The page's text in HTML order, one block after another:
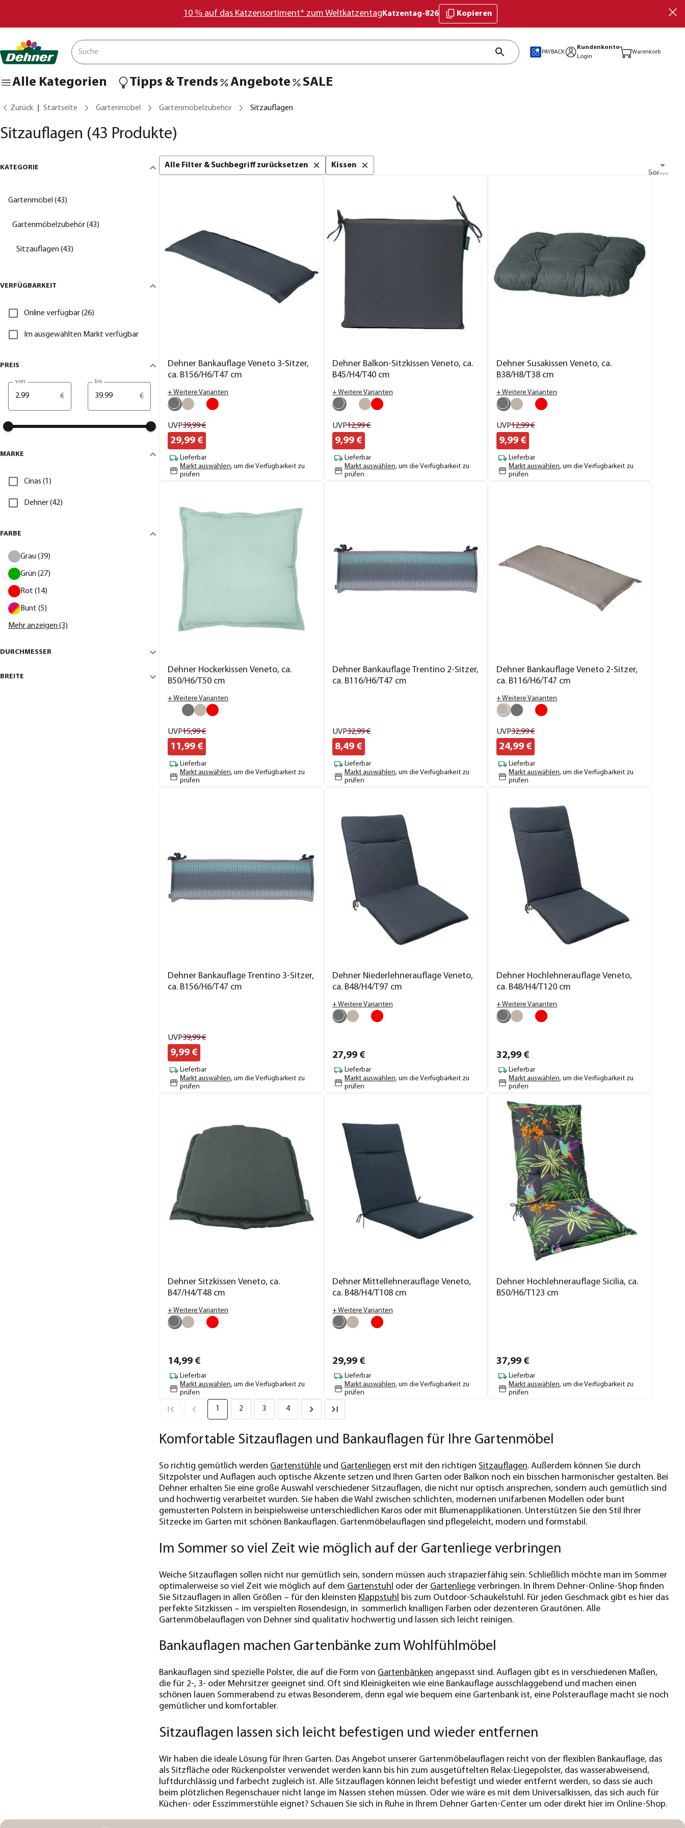
10 % auf das Katzensortiment* zum Weltkatzentag Katzentag-826 Kopieren
PAYBACK
Kundenkonto
Login
Warenkorb
Alle Kategorien Tipps & Trends Angebote SALE
Zurück Startseite Gartenmöbel Gartenmöbelzubehör Sitzauflagen
Sitzauflagen (43 Produkte)
KATEGORIE
Gartenmöbel (43)
Gartenmöbelzubehör (43)
Sitzauflagen (43)
VERFÜGBARKEIT
Online verfügbar (26)
Im ausgewählten Markt verfügbar
PREIS
von
€
bis
€
MARKE
Cinas (1)
Dehner (42)
FARBE
Grau (39)
Grün (27)
Rot (14)
Bunt (5)
Mehr anzeigen (3)
DURCHMESSER
BREITE
Alle Filter & Suchbegriff zurücksetzen
Kissen
Sortieren nach
Dehner Bankauflage Veneto 3-Sitzer,
ca. B156/H6/T47 cm
+ Weitere Varianten
UVP39,99€
29,99 €
Lieferbar
Markt auswählen, um die Verfügbarkeit zu
prüfen
Dehner Balkon-Sitzkissen Veneto, ca.
B45/H4/T40 cm
+ Weitere Varianten
UVP12,99€
9,99€
Lieferbar
Markt auswählen, um die Verfügbarkeit zu
prüfen
Dehner Susakissen Veneto, ca.
B38/H8/T38 cm
+ Weitere Varianten
UVP12,99€
9,99 €
Lieferbar
Markt auswählen, um die Verfügbarkeit zu
prüfen
Dehner Hockerkissen Veneto, ca.
B50/H6/T50 cm
+ Weitere Varianten
UVP15,99€
11,99 €
Lieferbar
Markt auswählen, um die Verfügbarkeit zu
prüfen
Dehner Bankauflage Trentino 2-Sitzer,
ca. B116/H6/T47 cm
UVP32,99€
8,49€
Lieferbar
Markt auswählen, um die Verfügbarkeit zu
prüfen
Dehner Bankauflage Veneto 2-Sitzer,
ca. B116/H6/T47 cm
+ Weitere Varianten
UVP32,99€
24,99 €
Lieferbar
Markt auswählen, um die Verfügbarkeit zu
prüfen
Dehner Bankauflage Trentino 3-Sitzer,
ca. B156/H6/T47 cm
UVP39,99€
9,99 €
Lieferbar
Markt auswählen, um die Verfügbarkeit zu
prüfen
Dehner Niederlehnerauflage Veneto,
ca. B48/H4/T97 cm
+ Weitere Varianten
27,99€
Lieferbar
Markt auswählen, um die Verfügbarkeit zu
prüfen
Dehner Hochlehnerauflage Veneto,
ca. B48/H4/T120 cm
+ Weitere Varianten
32,99 €
Lieferbar
Markt auswählen, um die Verfügbarkeit zu
prüfen
Dehner Sitzkissen Veneto, ca.
B47/H4/T48 cm
+ Weitere Varianten
14,99 €
Lieferbar
Markt auswählen, um die Verfügbarkeit zu
prüfen
Dehner Mittellehnerauflage Veneto,
ca. B48/H4/T108 cm
+ Weitere Varianten
29,99€
Lieferbar
Markt auswählen, um die Verfügbarkeit zu
prüfen
Dehner Hochlehnerauflage Sicilia, ca.
B50/H6/T123 cm
37,99 €
Lieferbar
Markt auswählen, um die Verfügbarkeit zu
prüfen
1 2 3 4
Komfortable Sitzauflagen und Bankauflagen für Ihre Gartenmöbel
So richtig gemütlich werden Gartenstühle und Gartenliegen erst mit den richtigen Sitzauflagen. Außerdem können Sie durch
Sitzpolster und Auflagen auch optische Akzente setzen und Ihren Garten oder Balkon noch ein bisschen harmonischer gestalten. Bei
Dehner erhalten Sie eine große Auswahl verschiedener Sitzauflagen, die nicht nur optisch ansprechen, sondern auch gemütlich sind
und hochwertig verarbeitet wurden. Sie haben die Wahl zwischen schlichten, modernen unifarbenen Modellen oder bunt
gemusterten Polstern in beispielsweise unterschiedlichen Karos oder mit Blumenapplikationen. Unterstützen Sie den Stil Ihrer
Sitzecke im Garten mit schönen Bankauflagen. Gartenmöbelauflagen sind pflegeleicht, modern und formstabil.
Im Sommer so viel Zeit wie möglich auf der Gartenliege verbringen
Weiche Sitzauflagen sollen nicht nur gemütlich sein, sondern müssen auch strapazierfähig sein. Schließlich möchte man im Sommer
optimalerweise so viel Zeit wie möglich auf dem Gartenstuhl oder der Gartenliege verbringen. In Ihrem Dehner-Online-Shop finden
Sie Sitzauflagen in allen Größen – für den kleinsten Klappstuhl bis zum Outdoor-Schaukelstuhl. Für jeden Geschmack gibt es hier das
perfekte Sitzkissen – im verspielten Rosendesign, in sommerlich knalligen Farben oder dezenteren Grautönen. Alle
Gartenmöbelauflagen von Dehner sind qualitativ hochwertig und lassen sich leicht reinigen.
Bankauflagen machen Gartenbänke zum Wohlfühlmöbel
Bankauflagen sind spezielle Polster, die auf die Form von Gartenbänken angepasst sind. Auflagen gibt es in verschiedenen Maßen,
die für 2-, 3- oder Mehrsitzer geeignet sind. Oft sind Kleinigkeiten wie eine Bankauflage ausschlaggebend und machen einen
schönen lauen Sommerabend zu etwas Besonderem, denn egal wie bequem eine Gartenbank ist, eine Polsterauflage macht sie noch
gemütlicher und komfortabler.
Sitzauflagen lassen sich leicht befestigen und wieder entfernen
Wir haben die ideale Lösung für Ihren Garten. Das Angebot unserer Gartenmöbelauflagen reicht von der flexiblen Bankauflage, das
als Sitzfläche oder Rückenpolster verwendet werden kann bis hin zum ausgetüftelten Relax-Liegepolster, das wasserabweisend,
luftdurchlässig und farbecht zugleich ist. Alle Sitzauflagen können leicht befestigt und wieder entfernt werden, so dass sie auch
beim plötzlichen Regenschauer nicht lange im Nassen stehen müssen. Oder wie wäre es mit dem Universalkissen, das sich auch für
Küchen- oder Esszimmerstühle eignet? Schauen Sie sich in Ruhe in Ihrem Dehner Garten-Center um oder direkt hier im Online-Shop.